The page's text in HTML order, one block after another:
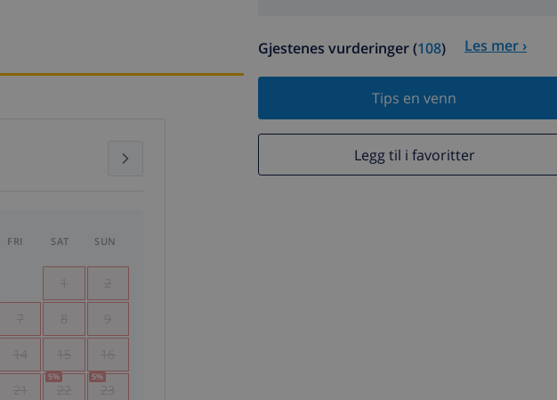
Gjestenes vurderinger (108) Les mer ›
Tips en venn
Legg til i favoritter
FRI SAT SUN
1 2
7 8 9
14 15 16
21 22
5%
23
5%